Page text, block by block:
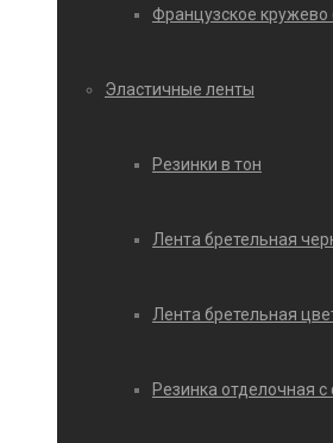
Французское кружево
Эластичные ленты
Резинки в тон
Лента бретельная
Лента бретельная
Резинка отделочная